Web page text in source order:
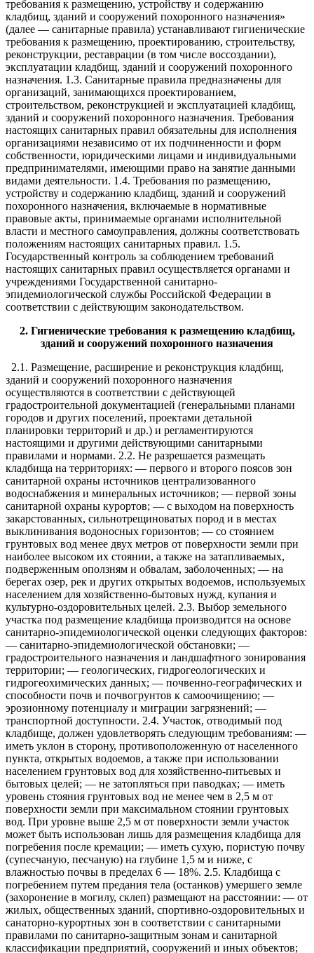
требования к размещению, устройству и содержанию
кладбищ, зданий и сооружений похоронного назначения»
(далее — санитарные правила) устанавливают гигиенические
требования к размещению, проектированию, строительству,
реконструкции, реставрации (в том числе воссоздании),
эксплуатации кладбищ, зданий и сооружений похоронного
назначения. 1.3. Санитарные правила предназначены для
организаций, занимающихся проектированием,
строительством, реконструкцией и эксплуатацией кладбищ,
зданий и сооружений похоронного назначения. Требования
настоящих санитарных правил обязательны для исполнения
организациями независимо от их подчиненности и форм
собственности, юридическими лицами и индивидуальными
предпринимателями, имеющими право на занятие данными
видами деятельности. 1.4. Требования по размещению,
устройству и содержанию кладбищ, зданий и сооружений
похоронного назначения, включаемые в нормативные
правовые акты, принимаемые органами исполнительной
власти и местного самоуправления, должны соответствовать
положениям настоящих санитарных правил. 1.5.
Государственный контроль за соблюдением требований
настоящих санитарных правил осуществляется органами и
учреждениями Государственной санитарно-
эпидемиологической службы Российской Федерации в
соответствии с действующим законодательством.
2. Гигиенические требования к размещению кладбищ,
зданий и сооружений похоронного назначения
2.1. Размещение, расширение и реконструкция кладбищ,
зданий и сооружений похоронного назначения
осуществляются в соответствии с действующей
градостроительной документацией (генеральными планами
городов и других поселений, проектами детальной
планировки территорий и др.) и регламентируются
настоящими и другими действующими санитарными
правилами и нормами. 2.2. Не разрешается размещать
кладбища на территориях: — первого и второго поясов зон
санитарной охраны источников централизованного
водоснабжения и минеральных источников; — первой зоны
санитарной охраны курортов; — с выходом на поверхность
закарстованных, сильнотрещиноватых пород и в местах
выклинивания водоносных горизонтов; — со стоянием
грунтовых вод менее двух метров от поверхности земли при
наиболее высоком их стоянии, а также на затапливаемых,
подверженным оползням и обвалам, заболоченных; — на
берегах озер, рек и других открытых водоемов, используемых
населением для хозяйственно-бытовых нужд, купания и
культурно-оздоровительных целей. 2.3. Выбор земельного
участка под размещение кладбища производится на основе
санитарно-эпидемиологической оценки следующих факторов:
— санитарно-эпидемиологической обстановки; —
градостроительного назначения и ландшафтного зонирования
территории; — геологических, гидрогеологических и
гидрогеохимических данных; — почвенно-географических и
способности почв и почвогрунтов к самоочищению; —
эрозионному потенциалу и миграции загрязнений; —
транспортной доступности. 2.4. Участок, отводимый под
кладбище, должен удовлетворять следующим требованиям: —
иметь уклон в сторону, противоположенную от населенного
пункта, открытых водоемов, а также при использовании
населением грунтовых вод для хозяйственно-питьевых и
бытовых целей; — не затопляться при паводках; — иметь
уровень стояния грунтовых вод не менее чем в 2,5 м от
поверхности земли при максимальном стоянии грунтовых
вод. При уровне выше 2,5 м от поверхности земли участок
может быть использован лишь для размещения кладбища для
погребения после кремации; — иметь сухую, пористую почву
(супесчаную, песчаную) на глубине 1,5 м и ниже, с
влажностью почвы в пределах 6 — 18%. 2.5. Кладбища с
погребением путем предания тела (останков) умершего земле
(захоронение в могилу, склеп) размещают на расстоянии: — от
жилых, общественных зданий, спортивно-оздоровительных и
санаторно-курортных зон в соответствии с санитарными
правилами по санитарно-защитным зонам и санитарной
классификации предприятий, сооружений и иных объектов;